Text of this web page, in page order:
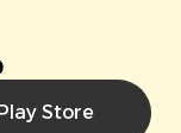
Play Store